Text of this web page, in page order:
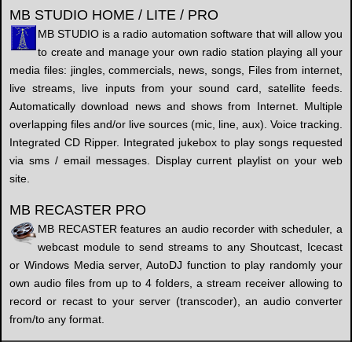
MB STUDIO HOME / LITE / PRO
MB STUDIO is a radio automation software that will allow you
to create and manage your own radio station playing all your
media files: jingles, commercials, news, songs, Files from internet,
live streams, live inputs from your sound card, satellite feeds.
Automatically download news and shows from Internet. Multiple
overlapping files and/or live sources (mic, line, aux). Voice tracking.
Integrated CD Ripper. Integrated jukebox to play songs requested
via sms / email messages. Display current playlist on your web
site.
MB RECASTER PRO
MB RECASTER features an audio recorder with scheduler, a
webcast module to send streams to any Shoutcast, Icecast
or Windows Media server, AutoDJ function to play randomly your
own audio files from up to 4 folders, a stream receiver allowing to
record or recast to your server (transcoder), an audio converter
from/to any format.